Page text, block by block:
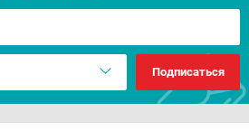
Подписаться